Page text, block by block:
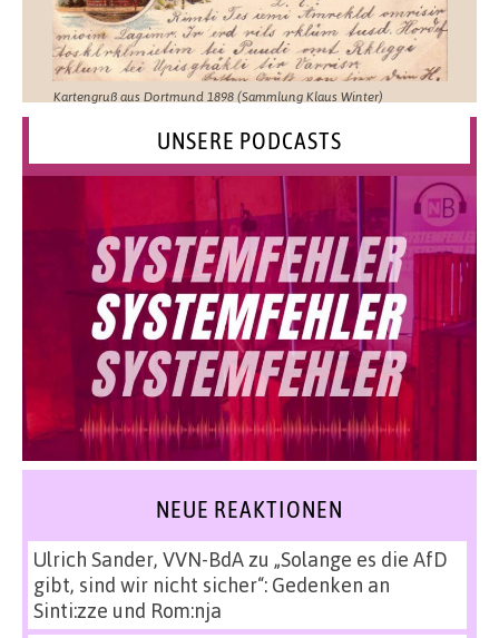
Kartengruß aus Dortmund 1898 (Sammlung Klaus Winter)
UNSERE PODCASTS
NEUE REAKTIONEN
Ulrich Sander, VVN-BdAzu „Solange es die AfD
gibt, sind wir nicht sicher“: Gedenken an
Sinti:zze und Rom:nja